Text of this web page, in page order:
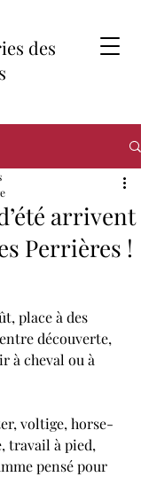
des
arrivent
Perrières !
place à des
découverte,
à cheval ou à
voltige, horse-
travail à pied,
pensé pour